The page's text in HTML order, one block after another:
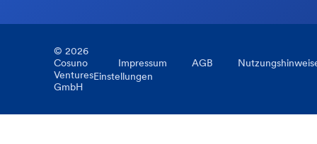
© 2026
Cosuno
Ventures
GmbH
Impressum AGB
Einstellungen